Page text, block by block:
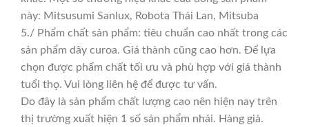
này: Mitsusumi Sanlux, Robota Thái Lan, Mitsuba
5./ Phẩm chất sản phẩm: tiêu chuẩn cao nhất trong các
sản phẩm dây curoa. Giá thành cũng cao hơn. Để lựa
chọn được phẩm chất tối ưu và phù hợp với giá thành
tuổi thọ. Vui lòng liên hệ để được tư vấn.
Do đây là sản phẩm chất lượng cao nên hiện nay trên
thị trường xuất hiện 1 số sản phẩm nhái. Hàng giả.